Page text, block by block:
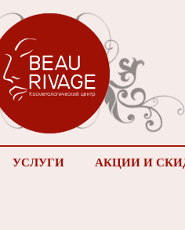
УСЛУГИ АКЦИИ И